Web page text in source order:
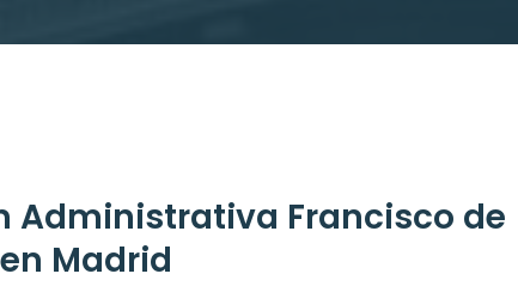
Administrativa Francisco de
Madrid